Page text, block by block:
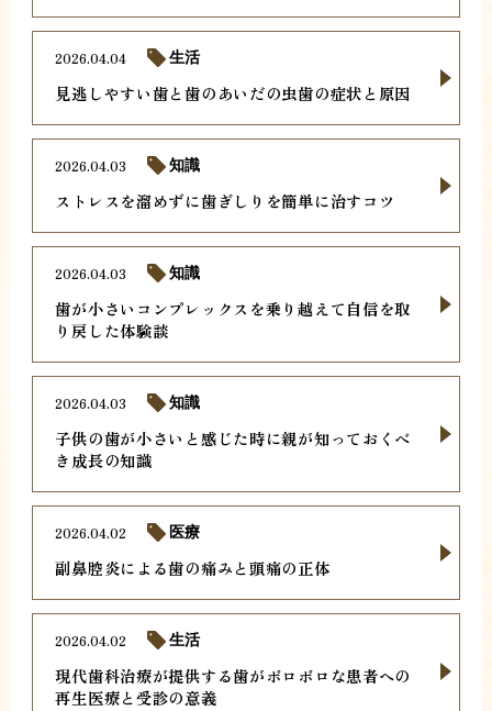
見逃しやすい歯と歯のあいだの虫歯の症状と原因
2026.04.04 生活
ストレスを溜めずに歯ぎしりを簡単に治すコツ
2026.04.03 知識
歯が小さいコンプレックスを乗り越えて自信を取
り戻した体験談
2026.04.03 知識
子供の歯が小さいと感じた時に親が知っておくべ
き成長の知識
2026.04.03 知識
副鼻腔炎による歯の痛みと頭痛の正体
2026.04.02 医療
現代歯科治療が提供する歯がボロボロな患者への
再生医療と受診の意義
2026.04.02 生活